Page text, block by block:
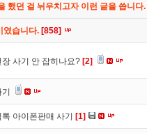
했던 걸 뉘우치고자 이런 글을 씁니다.
였습니다. [858]
장 사기 안 잡히나요? [2]
톡 아이폰판매 사기 [1]